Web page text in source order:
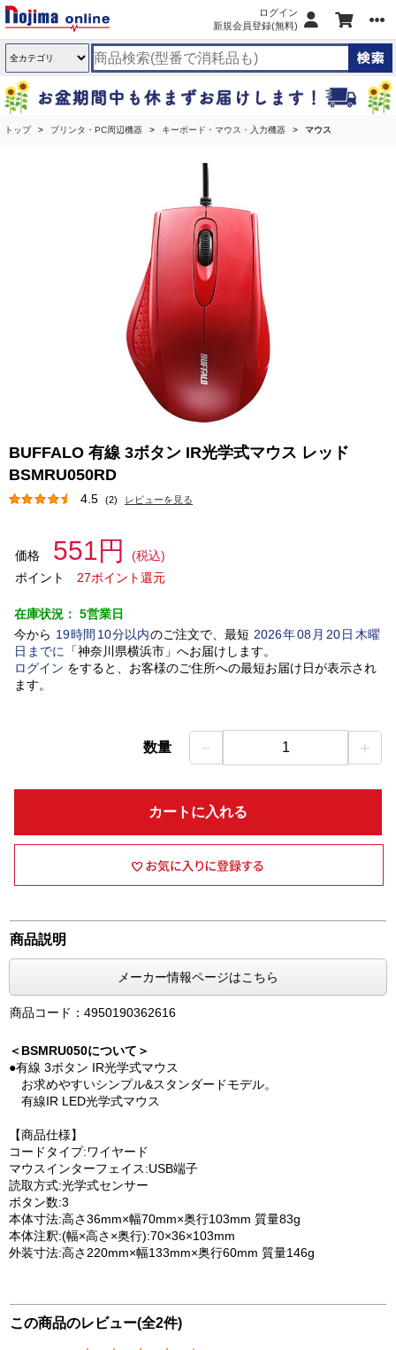
ログイン
新規会員登録(無料)
トップ プリンタ・PC周辺機器 キーボード・マウス・入力機器 マウス
BUFFALO 有線 3ボタン IR光学式マウス レッド
BSMRU050RD
4.5 (2) レビューを見る
価格 551円
(税込)
ポイント
27ポイント還元
在庫状況： 5営業日
今から 19時間 10分以内のご注文で、最短 2026年08 月 20日木曜
日 までに 「神奈川県横浜市」 へお届けします。
ログイン をすると、お客様のご住所への最短お届け日が表示され
ます。
数量 － 1 ＋
カートに入れる
商品説明
メーカー情報ページはこちら
商品コード：4950190362616
＜BSMRU050について＞
●有線 3ボタン IR光学式マウス
お求めやすいシンプル&スタンダードモデル。
有線IR LED光学式マウス
【商品仕様】
コードタイプ:ワイヤード
マウスインターフェイス:USB端子
読取方式:光学式センサー
ボタン数:3
本体寸法:高さ36mm×幅70mm×奥行103mm 質量83g
本体注釈:(幅×高さ×奥行):70×36×103mm
外装寸法:高さ220mm×幅133mm×奥行60mm 質量146g
この商品のレビュー(全2件)